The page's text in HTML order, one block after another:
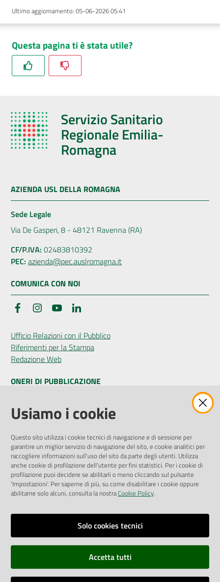
Ultimo aggiornamento: 05-06-2026 05:41
Questa pagina ti è stata utile?
Servizio Sanitario
Regionale Emilia-
Romagna
AZIENDA USL DELLA ROMAGNA
Sede Legale
Via De Gasperi, 8 - 48121 Ravenna (RA)
CF/P.IVA: 02483810392
PEC: azienda@pec.auslromagna.it
COMUNICA CON NOI
FacebookInstagramYouTube
Ufficio Relazioni con il Pubblico
Riferimenti per la Stampa
Redazione Web
ONERI DI PUBBLICAZIONE
Amministrazione Trasparente
Pubblicità legale
Privacy Policy
Attuazione Misure PNRR
Liste di Attesa
ENTI, IMPRESE E PARTNER
Fatturazione Elettronica
Richiesta Patrocinio
Usiamo i cookie
Questo sito utilizza i cookie tecnici di navigazione e di sessione per
garantire un miglior servizio di navigazione del sito, e cookie analitici per
raccogliere informazioni sull'uso del sito da parte degli utenti. Utilizza
anche cookie di profilazione dell'utente per fini statistici. Per i cookie di
profilazione puoi decidere se abilitarli o meno cliccando sul pulsante
'Impostazioni'. Per saperne di più, su come disabilitare i cookie oppure
abilitarne solo alcuni, consulta la nostraCookie Policy.
Solo cookies tecnici
Accetta tutti